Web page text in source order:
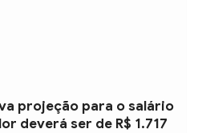
projeção para o salário
deverá ser de R$ 1.717